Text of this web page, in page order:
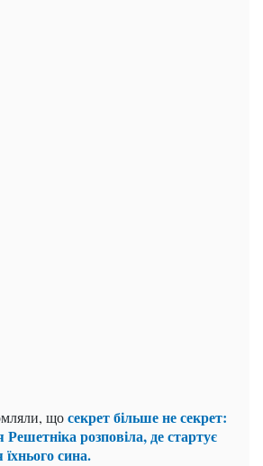
щосекрет більше не секрет:
розповіла, де стартує
їхнього сина.